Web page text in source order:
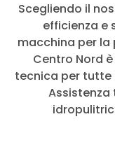
Scegliendo il
efficienza e
macchina per la
Centro Nord
tecnica per tutte